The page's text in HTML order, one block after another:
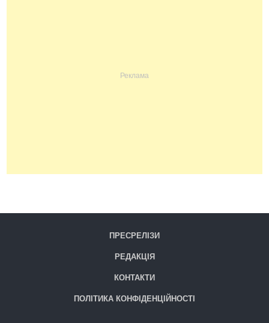
ПРЕСРЕЛІЗИ
РЕДАКЦІЯ
КОНТАКТИ
ПОЛІТИКА КОНФІДЕНЦІЙНОСТІ